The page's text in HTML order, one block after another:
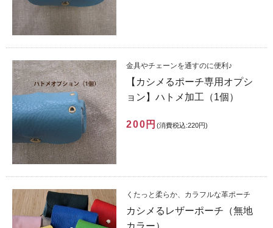
金具やチェーンを通すのに便利♪
【カシメるポーチ専用オプシ
ョン】ハトメ加工（1個）
200円 (消費税込:220円)
くたっと柔らか、カラフルな革ポーチ
カシメるレザーポーチ（無地
カラー）